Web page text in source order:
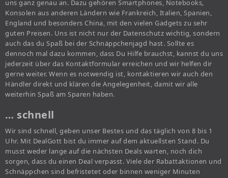
uns ganz genau an. Dazu gehören Smartphones, Notebooks,
Konsolen aus anderen Ländern wie Frankreich, Italien, Spanien,
England und besonders China, mit den vielen Gadgets zu sehr
guten Preisen. Uns ist nicht nur der Datenschutz wichtig, sondern
auch das du Spaß bei der Schnäppchenjagd hast. Sollte es
dennoch mal dazu kommen, dass Du Hilfe brauchst, kannst du uns
jederzeit über das Kontaktformular erreichen und wir helfen dir
gerne weiter. Wenn es notwendig ist, kontaktieren wir auch den
Händler direkt und klären die Angelegenheit, damit wir alle
weiterhin Spaß am Sparen haben.
… schnell
Wir sind schnell, geben unser Bestes und das täglich von 8 bis 1
Uhr. Mit DealGott bist du immer auf dem aktuellsten Stand. Du
musst weder lange auf die nächsten Deals warten, noch dich
sorgen, dass du einen Deal verpasst. Viele der Rabattaktionen und
Schnäppchen sind befristetet oder binnen weniger Minuten